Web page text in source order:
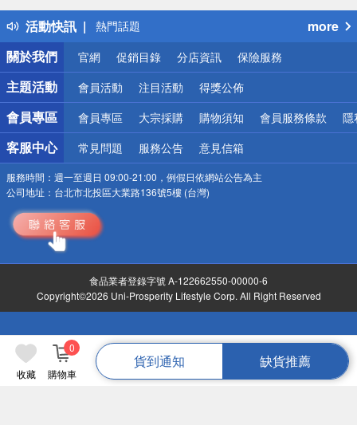
收藏 購物車
0
貨到通知 缺貨推薦
活動快訊
得獎公告
熱門話題
銀行優惠
偏遠地區配送
詐騙網頁！請小心！
more
關於我們
官網 促銷目錄 分店資訊 保險服務
主題活動 會員活動 注目活動 得獎公佈
會員專區 會員專區 大宗採購 購物須知 會員服務條款 隱
客服中心 常見問題 服務公告 意見信箱
服務時間： 週一至週日 09:00-21:00，例假日依網站公告為主
公司地址： 台北市北投區大業路136號5樓 (台灣)
食品業者登錄字號 A-122662550-00000-6
Copyright©2026 Uni-Prosperity Lifestyle Corp. All Right Reserved